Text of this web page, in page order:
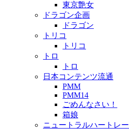
東京艶女
ドラゴン企画
ドラゴン
トリコ
トリコ
トロ
トロ
日本コンテンツ流通
PMM
PMM14
ごめんなさい！
箱娘
ニュートラルハートレ